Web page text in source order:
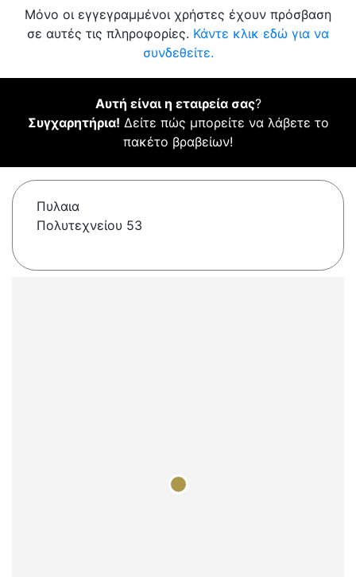
Μόνο οι εγγεγραμμένοι χρήστες έχουν πρόσβαση
σε αυτές τις πληροφορίες. Κάντε κλικ εδώ για να
συνδεθείτε.
Αυτή είναι η εταιρεία σας?
Συγχαρητήρια! Δείτε πώς μπορείτε να λάβετε το
πακέτο βραβείων!
Πυλαια
Πολυτεχνείου 53